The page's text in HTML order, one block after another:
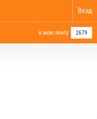
Вход
в мою ленту 2679